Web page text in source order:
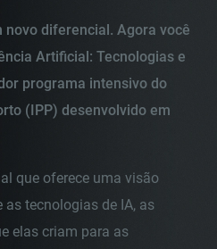
novo diferencial. Agora você
Artificial: Tecnologias e
programa intensivo do
(IPP) desenvolvido em
que oferece uma visão
tecnologias de IA, as
elas criam para as